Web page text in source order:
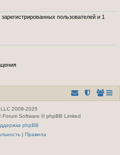
пользователей и 1
2009-2025
Forum Software © phpBB Limited
phpBB
| Правила